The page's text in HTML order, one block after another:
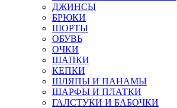
ДЖИНСЫ
БРЮКИ
ШОРТЫ
ОБУВЬ
ОЧКИ
ШАПКИ
КЕПКИ
ШЛЯПЫ И ПАНАМЫ
ШАРФЫ И ПЛАТКИ
ГАЛСТУКИ И БАБОЧКИ